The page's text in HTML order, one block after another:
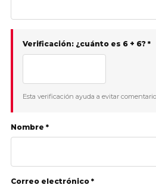
Verificación: ¿cuánto es 6 + 6? *
Esta verificación ayuda a evitar
Nombre *
Correo electrónico *